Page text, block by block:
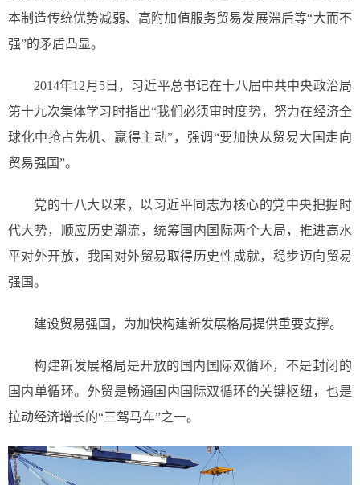
本制造传统优势减弱、高附加值服务贸易发展滞后等“大而不
强”的矛盾凸显。
2014年12月5日，习近平总书记在十八届中共中央政治局
第十九次集体学习时指出“我们必须审时度势，努力在经济全
球化中抢占先机、赢得主动”，强调“要加快从贸易大国走向
贸易强国”。
党的十八大以来，以习近平同志为核心的党中央把握时
代大势，顺应历史潮流，统筹国内国际两个大局，推进高水
平对外开放，我国对外贸易取得历史性成就，稳步迈向贸易
强国。
建设贸易强国，为加快构建新发展格局提供重要支撑。
构建新发展格局是开放的国内国际双循环，不是封闭的
国内单循环。外贸是畅通国内国际双循环的关键枢纽，也是
拉动经济增长的“三驾马车”之一。